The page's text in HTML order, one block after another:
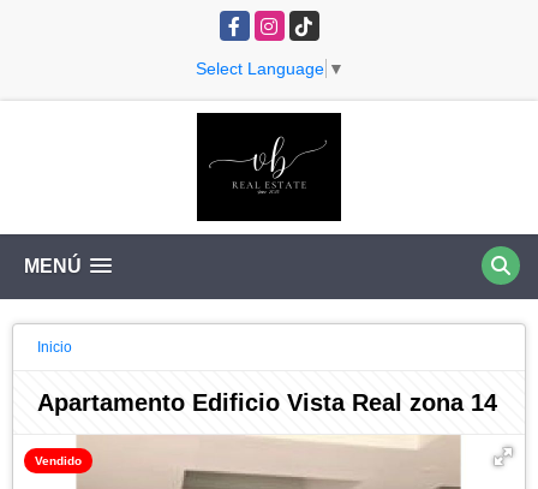
FacebookInstagram
TikTok
Select Language ▼
MENÚ
Inicio
Apartamento Edificio Vista Real zona 14
Vendido